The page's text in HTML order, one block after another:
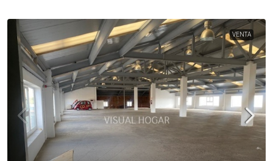
VENTA